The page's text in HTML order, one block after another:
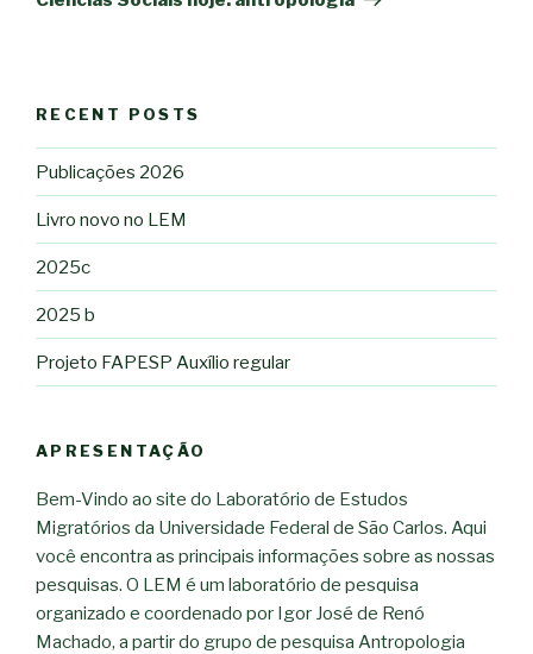
RECENT POSTS
Publicações 2026
Livro novo no LEM
2025c
2025 b
Projeto FAPESP Auxílio regular
APRESENTAÇÃO
Bem-Vindo ao site do Laboratório de Estudos
Migratórios da Universidade Federal de São Carlos. Aqui
você encontra as principais informações sobre as nossas
pesquisas. O LEM é um laboratório de pesquisa
organizado e coordenado por Igor José de Renó
Machado, a partir do grupo de pesquisa Antropologia